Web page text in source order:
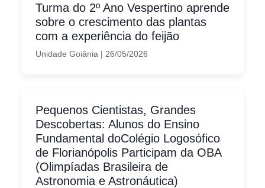
Turma do 2º Ano Vespertino aprende
sobre o crescimento das plantas
com a experiência do feijão
Unidade Goiânia | 26/05/2026
Pequenos Cientistas, Grandes
Descobertas: Alunos do Ensino
Fundamental doColégio Logosófico
de Florianópolis Participam da OBA
(Olimpíadas Brasileira de
Astronomia e Astronáutica)